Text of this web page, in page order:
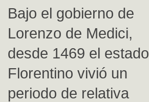
Bajo el gobierno de
Lorenzo de Medici,
desde 1469 el estado
Florentino vivió un
periodo de relativa